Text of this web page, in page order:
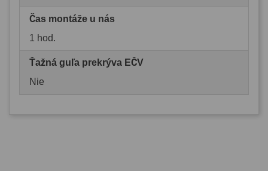
Čas montáže u nás
1 hod.
Ťažná guľa prekrýva EČV
Nie